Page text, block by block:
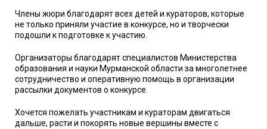
Члены жюри благодарят всех детей и кураторов, которые
не только приняли участие в конкурсе, но и творчески
подошли к подготовке к участию.
Организаторы благодарят специалистов Министерства
образования и науки Мурманской области за многолетнее
сотрудничество и оперативную помощь в организации
рассылки документов о конкурсе.
Хочется пожелать участникам и кураторам двигаться
дальше, расти и покорять новые вершины вместе с